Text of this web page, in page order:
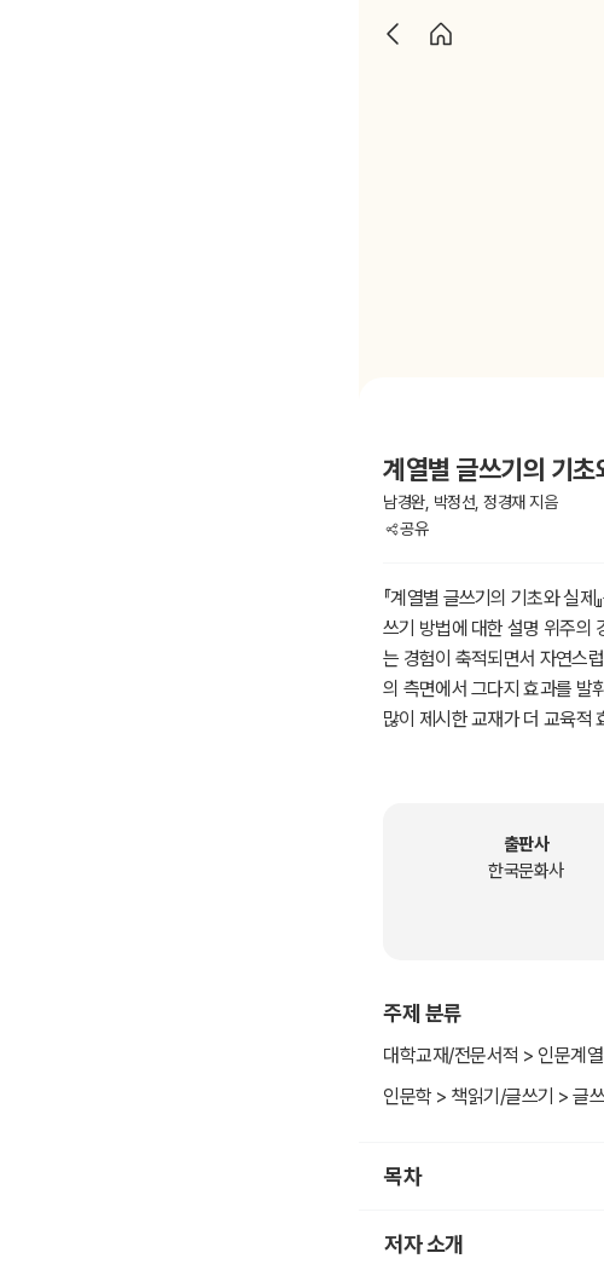
계열별 글쓰기의 기초
남경완, 박정선, 정경재 지음
공유
『계열별 글쓰기의 기초와 실
쓰기 방법에 대한 설명 위주의
는 경험이 축적되면서 자연스
의 측면에서 그다지 효과를 발
많이 제시한 교재가 더 교육적
출판사
한국문화사
주제 분류
대학교재/전문서적 > 인문계
인문학 > 책읽기/글쓰기 > 글쓰
목차
저자 소개